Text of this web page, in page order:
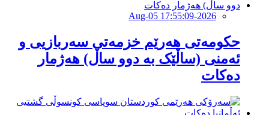
2026-Aug-05 17:55:09
حكومەتی هەرێم خزمەتی سەربازیی و
ئەمنی (ساڵێک بە دوو ساڵ) هەژمار
دەكات